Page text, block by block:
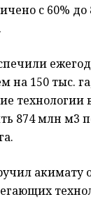
с 60%
на 150 тыс.
874 млн м3
акимату